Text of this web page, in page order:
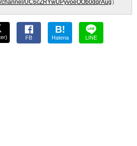
channel/UC6cZRYwUPyvoeOOb0dqrAug ）
FB
B!
Hatena LINE